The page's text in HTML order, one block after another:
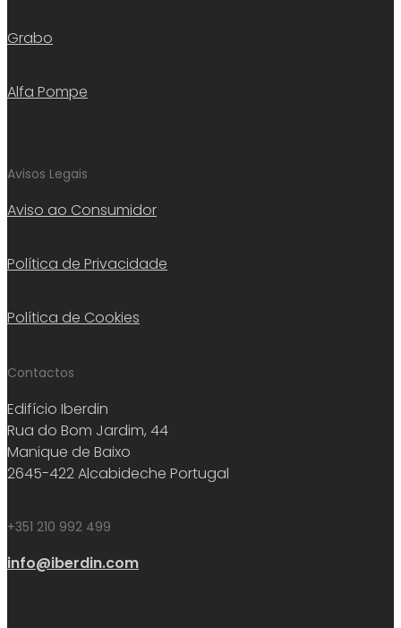
Grabo
Alfa Pompe
Avisos Legais
Aviso ao Consumidor
Política de Privacidade
Política de Cookies
Contactos
Edifício Iberdin
Rua do Bom Jardim, 44
Manique de Baixo
2645-422 Alcabideche Portugal
+351 210 992 499
info@iberdin.com